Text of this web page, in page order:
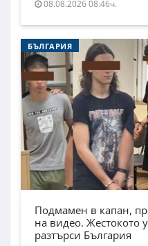
08.08.2026 08:46ч.
БЪЛГАРИЯ
Подмамен в капан,
на видео. Жестокото
разтърси България